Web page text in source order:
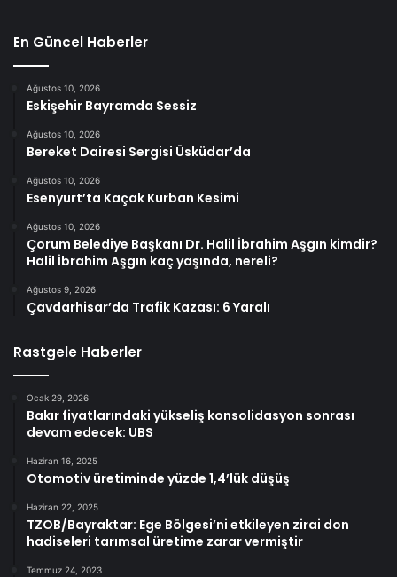
En Güncel Haberler
Ağustos 10, 2026
Eskişehir Bayramda Sessiz
Ağustos 10, 2026
Bereket Dairesi Sergisi Üsküdar’da
Ağustos 10, 2026
Esenyurt’ta Kaçak Kurban Kesimi
Ağustos 10, 2026
Çorum Belediye Başkanı Dr. Halil İbrahim Aşgın kimdir?
Halil İbrahim Aşgın kaç yaşında, nereli?
Ağustos 9, 2026
Çavdarhisar’da Trafik Kazası: 6 Yaralı
Rastgele Haberler
Ocak 29, 2026
Bakır fiyatlarındaki yükseliş konsolidasyon sonrası
devam edecek: UBS
Haziran 16, 2025
Otomotiv üretiminde yüzde 1,4’lük düşüş
Haziran 22, 2025
TZOB/Bayraktar: Ege Bölgesi’ni etkileyen zirai don
hadiseleri tarımsal üretime zarar vermiştir
Temmuz 24, 2023